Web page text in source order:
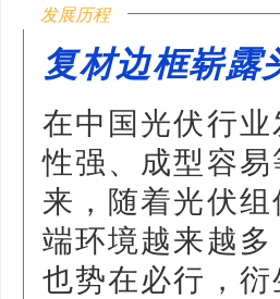
发展历程
复材边框崭露
在中国光伏行
性强、成型容
来，随着光伏
端环境越来越
也势在必行，